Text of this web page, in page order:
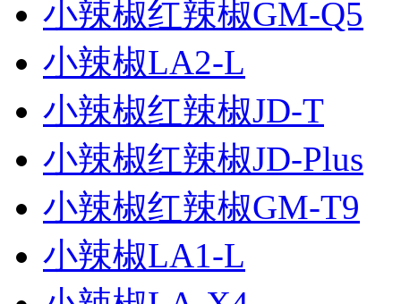
小辣椒红辣椒GM-Q5
小辣椒LA2-L
小辣椒红辣椒JD-T
小辣椒红辣椒JD-Plus
小辣椒红辣椒GM-T9
小辣椒LA1-L